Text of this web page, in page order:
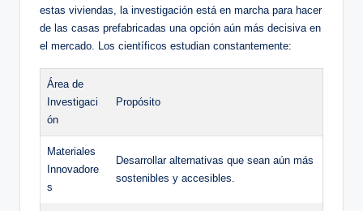
estas viviendas, la investigación está en marcha para hacer
de las casas prefabricadas una opción aún más decisiva en
el mercado. Los científicos estudian constantemente:
Área de
Investigaci
ón
Propósito
Materiales
Innovadore
s
Desarrollar alternativas que sean aún más
sostenibles y accesibles.